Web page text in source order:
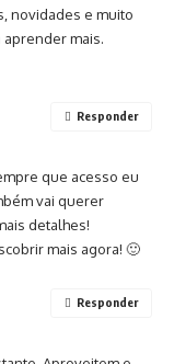
novidades e muito
aprender mais.
que acesso eu
vai querer
detalhes!
mais agora! 🙂
Responder
Responder